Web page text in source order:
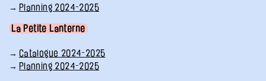
Planning 2024-2025
La Petite Lanterne
Catalogue 2024-2025
Planning 2024-2025